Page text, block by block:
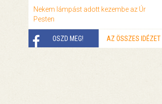
Nekem lámpást adott kezembe az Úr
Pesten
OSZD MEG! AZ ÖSSZES IDÉZET